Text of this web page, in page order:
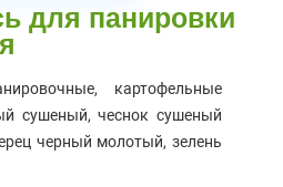
для панировки
картофельные
сушеный, чеснок сушеный
черный молотый, зелень